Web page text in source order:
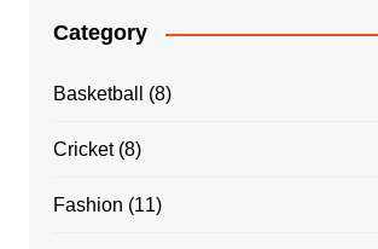
Category
Basketball (8)
Cricket(8)
Fashion (11)